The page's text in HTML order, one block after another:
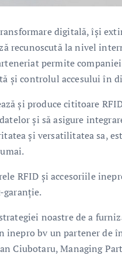
digitală, își
recunoscută la nivel
permite
și controlul accesului în
și produce cititoare
și să asigure
și versatilitatea sa,
RFID și accesoriile
garanție.
noastre de a
bv un partener de
Ciubotaru, Managing